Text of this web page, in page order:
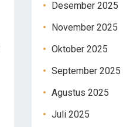
Desember 2025
November 2025
Oktober 2025
September 2025
Agustus 2025
Juli 2025